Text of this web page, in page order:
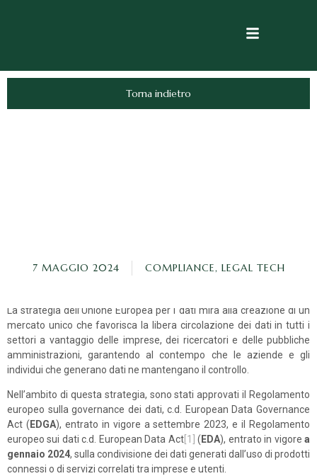
Torna indietro
7 MAGGIO 2024 COMPLIANCE, LEGAL TECH
La strategia dell’Unione Europea per i dati mira alla creazione di un
mercato unico che favorisca la libera circolazione dei dati in tutti i
settori a vantaggio delle imprese, dei ricercatori e delle pubbliche
amministrazioni, garantendo al contempo che le aziende e gli
individui che generano dati ne mantengano il controllo.
Nell’ambito di questa strategia, sono stati approvati il Regolamento
europeo sulla governance dei dati, c.d. European Data Governance
Act ( EDGA), entrato in vigore a settembre 2023, e il Regolamento
europeo sui dati c.d. European Data Act[1] ( EDA), entrato in vigorea
gennaio 2024, sulla condivisione dei dati generati dall’uso di prodotti
connessi o di servizi correlati tra imprese e utenti.